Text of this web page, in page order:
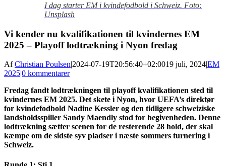
I dag starter EM i kvindefodbold i Schweiz. Foto:
Unsplash
Vi kender nu kvalifikationen til kvindernes EM
2025 – Playoff lodtrækning i Nyon fredag
AfChristian Poulsen|2024-07-19T20:56:40+02:0019 juli, 2024|EM
2025|0 kommentarer
Fredag fandt lodtrækningen til playoff kvalifikationen sted til
kvindernes EM 2025. Det skete i Nyon, hvor UEFA’s direktør
for kvindefodbold Nadine Kessler og den tidligere schweiziske
landsholdsspiller Sandy Maendly stod for begivenheden. Denne
lodtrækning sætter scenen for de resterende 28 hold, der skal
kæmpe om de sidste syv pladser i næste sommers turnering i
Schweiz.